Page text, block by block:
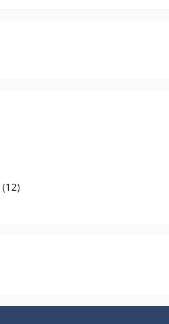
(12)